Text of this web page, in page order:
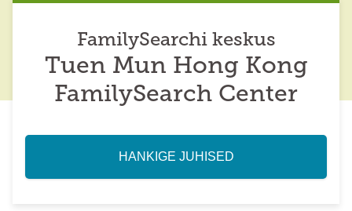
FamilySearchi keskus
Tuen Mun Hong Kong
FamilySearch Center
HANKIGE JUHISED